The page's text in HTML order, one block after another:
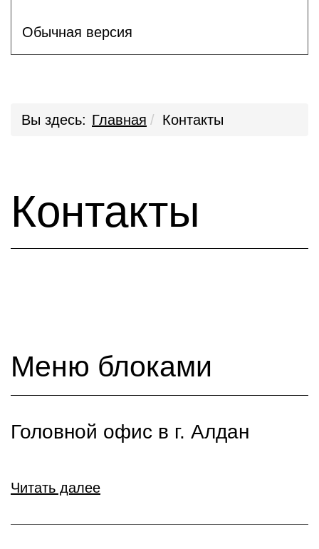
Обычная версия
Вы здесь: Главная Контакты
Контакты
Меню блоками
Головной офис в г. Алдан
Читать далее